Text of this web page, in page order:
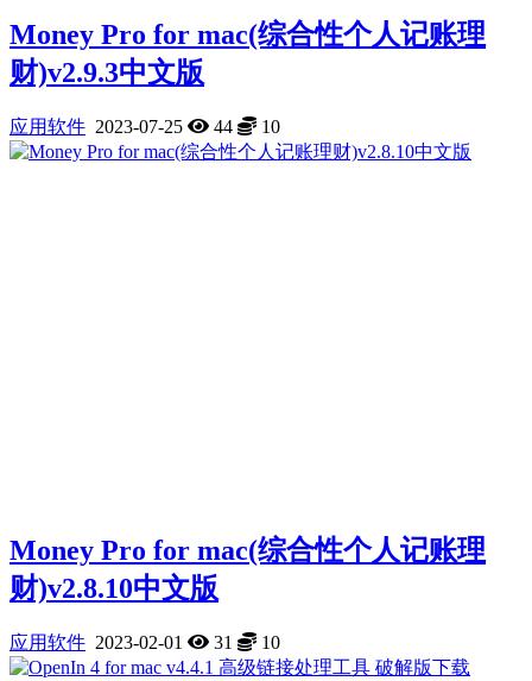
Money Pro for mac(综合性个人记账理
财)v2.9.3中文版
应用软件 2023-07-25 44 10
Money Pro for mac(综合性个人记账理
财)v2.8.10中文版
应用软件 2023-02-01 31 10